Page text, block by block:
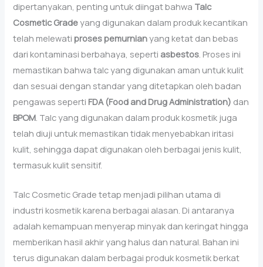
dipertanyakan, penting untuk diingat bahwa Talc
Cosmetic Gradeyang digunakan dalam produk kecantikan
telah melewatiproses pemurnianyang ketat dan bebas
dari kontaminasi berbahaya, seperti asbestos. Proses ini
memastikan bahwa talc yang digunakan aman untuk kulit
dan sesuai dengan standar yang ditetapkan oleh badan
pengawas seperti FDA (Food and Drug Administration) dan
BPOM. Talc yang digunakan dalam produk kosmetik juga
telah diuji untuk memastikan tidak menyebabkan iritasi
kulit, sehingga dapat digunakan oleh berbagai jenis kulit,
termasuk kulit sensitif.
Talc Cosmetic Grade tetap menjadi pilihan utama di
industri kosmetik karena berbagai alasan. Di antaranya
adalah kemampuan menyerap minyak dan keringat hingga
memberikan hasil akhir yang halus dan natural. Bahan ini
terus digunakan dalam berbagai produk kosmetik berkat